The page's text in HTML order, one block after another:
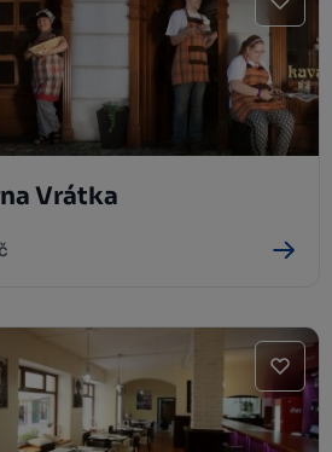
Vrátka